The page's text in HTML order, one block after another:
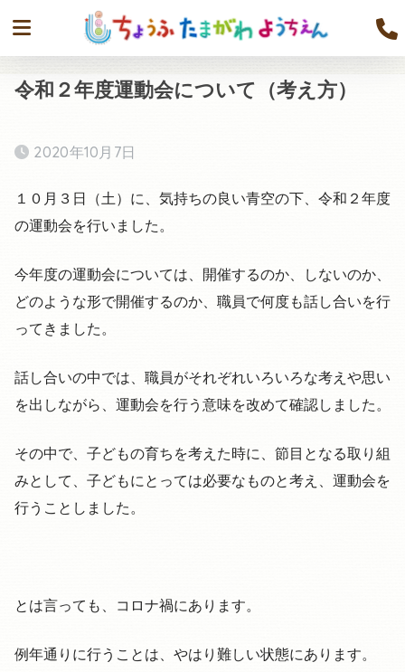
令和２年度運動会について（考え方）
2020年10月7日
１０月３日（土）に、気持ちの良い青空の下、令和２年度
の運動会を行いました。
今年度の運動会については、開催するのか、しないのか、
どのような形で開催するのか、職員で何度も話し合いを行
ってきました。
話し合いの中では、職員がそれぞれいろいろな考えや思い
を出しながら、運動会を行う意味を改めて確認しました。
その中で、子どもの育ちを考えた時に、節目となる取り組
みとして、子どもにとっては必要なものと考え、運動会を
行うことしました。
とは言っても、コロナ禍にあります。
例年通りに行うことは、やはり難しい状態にあります。